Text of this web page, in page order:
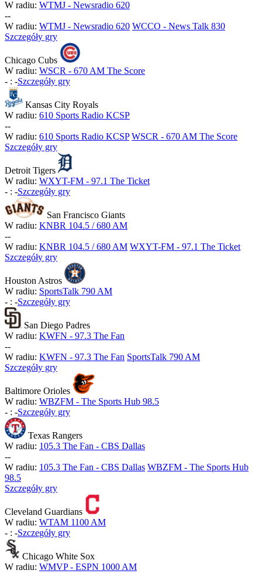
W radiu: WTMJ - Newsradio 620
--
W radiu: WTMJ - Newsradio 620 WCCO - News Talk 830
Szczegóły gry
Chicago Cubs
W radiu: WSCR - 670 AM The Score
- : -Szczegóły gry
Kansas City Royals
W radiu: 610 Sports Radio KCSP
--
W radiu: 610 Sports Radio KCSP WSCR - 670 AM The Score
Szczegóły gry
Detroit Tigers
W radiu: WXYT-FM - 97.1 The Ticket
- : -Szczegóły gry
San Francisco Giants
W radiu: KNBR 104.5 / 680 AM
--
W radiu: KNBR 104.5 / 680 AM WXYT-FM - 97.1 The Ticket
Szczegóły gry
Houston Astros
W radiu: SportsTalk 790 AM
- : -Szczegóły gry
San Diego Padres
W radiu: KWFN - 97.3 The Fan
--
W radiu: KWFN - 97.3 The Fan SportsTalk 790 AM
Szczegóły gry
Baltimore Orioles
W radiu: WBZFM - The Sports Hub 98.5
- : -Szczegóły gry
Texas Rangers
W radiu: 105.3 The Fan - CBS Dallas
--
W radiu: 105.3 The Fan - CBS Dallas WBZFM - The Sports Hub
98.5
Szczegóły gry
Cleveland Guardians
W radiu: WTAM 1100 AM
- : -Szczegóły gry
Chicago White Sox
W radiu: WMVP - ESPN 1000 AM